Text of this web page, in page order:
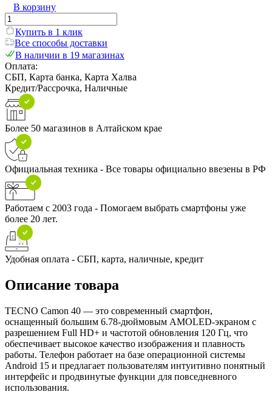
В корзину
Купить в 1 клик
Все способы доставки
В наличии в 19 магазинах
Оплата:
СБП, Карта банка, Карта Халва
Кредит/Рассрочка, Наличные
Более 50 магазинов в Алтайском крае
Официальная техника - Все товары официально ввезены в РФ
Работаем с 2003 года - Помогаем выбрать смартфоны уже
более 20 лет.
Удобная оплата - СБП, карта, наличные, кредит
Описание товара
TECNO Camon 40 — это современный смартфон,
оснащенный большим 6.78-дюймовым AMOLED-экраном с
разрешением Full HD+ и частотой обновления 120 Гц, что
обеспечивает высокое качество изображения и плавность
работы. Телефон работает на базе операционной системы
Android 15 и предлагает пользователям интуитивно понятный
интерфейс и продвинутые функции для повседневного
использования.